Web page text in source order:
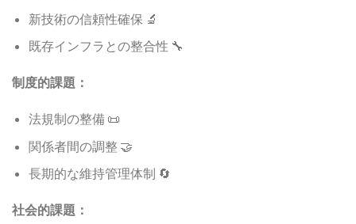
新技術の信頼性確保 🔬
既存インフラとの整合性 🔧
制度的課題：
法規制の整備 📜
関係者間の調整 🤝
長期的な維持管理体制 🔄
社会的課題：